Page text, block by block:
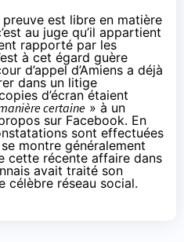
est libre en matière
au juge qu’il appartient
rapporté par les
à cet égard guère
d’appel d’Amiens a déjà
dans un litige
d’écran étaient
certaine » à un
sur Facebook. En
sont effectuées
montre généralement
cette récente affaire dans
avait traité son
célèbre réseau social.